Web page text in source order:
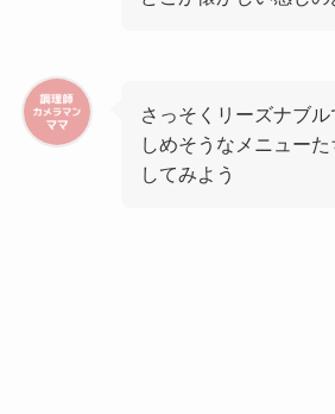
さっそくリーズナブ
しめそうなメニュー
してみよう